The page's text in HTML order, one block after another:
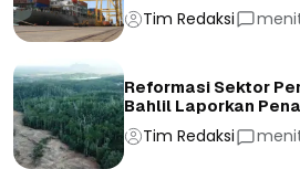
Tim Redaksi
Reformasi Sektor
Bahlil Laporkan
Tim Redaksi